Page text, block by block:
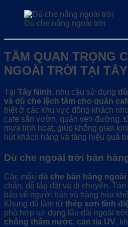
Dù che nắng ngoài trời
TẦM QUAN TRỌNG
NGOÀI TRỜI TẠI
Tại Tây Ninh, nhu cầu sử dụng
và dù che lệch tâm cho quán
biệt ở các khu vực đông khách
cafe sân vườn, quán ven đường.
mưa linh hoạt, giúp không gian
hút khách hàng và tăng hiệu quả
Dù che ngoài trời bán
Các mẫu dù che bán hàng ngoài
chắn, dễ lắp đặt và di chuyển.
bảo vệ người bán và hàng hóa
Khung dù làm từ thép sơn tĩnh
phù hợp sử dụng lâu dài ngoài
chống thấm nước, cản tia UV,